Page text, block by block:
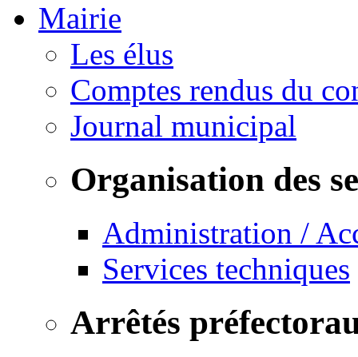
Mairie
Les élus
Comptes rendus du
Journal municipal
Organisation des
Administration /
Services techniques
Arrêtés